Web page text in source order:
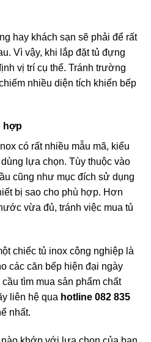
hay khách sạn sẽ phải để rất
Vì vậy, khi lắp đặt tủ đựng
vị trí cụ thể. Tránh trường
nhiều diện tích khiến bếp
hợp
có rất nhiều mẫu mã, kiểu
lựa chọn. Tùy thuộc vào
cũng như mục đích sử dụng
bị sao cho phù hợp. Hơn
vừa đủ, tránh việc mua tủ
chiếc tủ inox công nghiệp là
các căn bếp hiện đại ngày
tìm mua sản phẩm chất
liên hệ qua hotline 082 835
nhất.